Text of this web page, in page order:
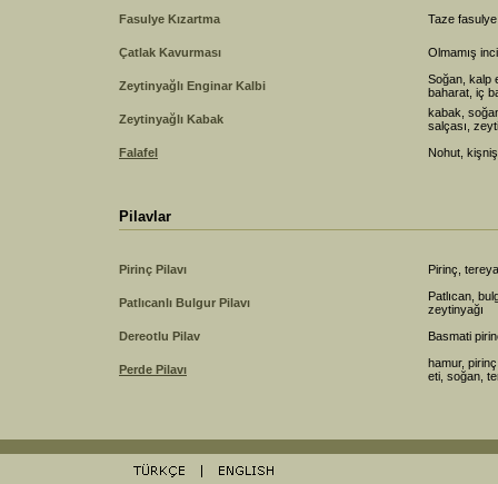
Fasulye Kızartma
Taze
Çatlak Kavurması Olmamış
Zeytinyağlı Enginar Kalbi
Soğan, kalp
baharat, iç
Zeytinyağlı Kabak
kabak,
salçası,
Falafel
Nohut,
Pilavlar
Pirinç Pilavı Pirinç,
Patlıcanlı Bulgur Pilavı
Patlıcan,
zeytinyağı
Dereotlu Pilav
Basmati
Perde Pilavı
hamur,
eti, soğan,